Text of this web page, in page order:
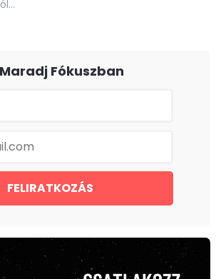
Maradj Fókuszban